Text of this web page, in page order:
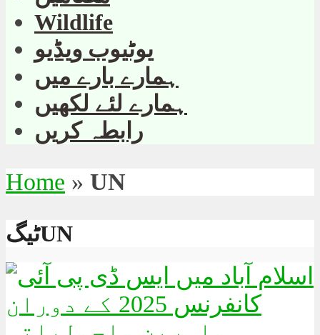
Wildlife
یوٹیوب ویڈیو
ہمارے بارے میں
ہمارے لئے لکھیں
رابطہ کریں
Home » UN
ٹیگUN